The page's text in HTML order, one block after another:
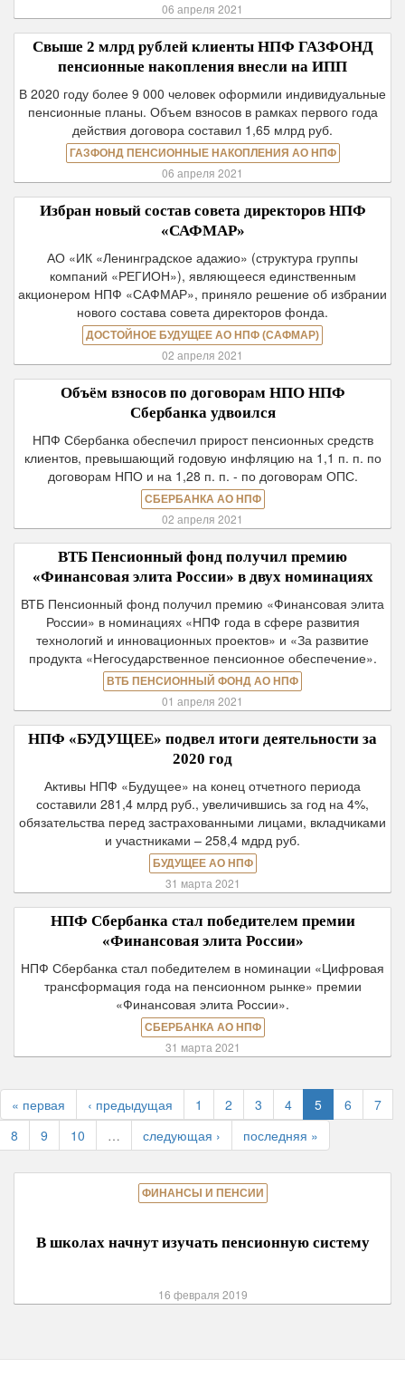
06 апреля 2021
Свыше 2 млрд рублей клиенты НПФ ГАЗФОНД
пенсионные накопления внесли на ИПП
В 2020 году более 9 000 человек оформили индивидуальные
пенсионные планы. Объем взносов в рамках первого года
действия договора составил 1,65 млрд руб.
ГАЗФОНД ПЕНСИОННЫЕ НАКОПЛЕНИЯ АО НПФ
06 апреля 2021
Избран новый состав совета директоров НПФ
«САФМАР»
АО «ИК «Ленинградское адажио» (структура группы
компаний «РЕГИОН»), являющееся единственным
акционером НПФ «САФМАР», приняло решение об избрании
нового состава совета директоров фонда.
ДОСТОЙНОЕ БУДУЩЕЕ АО НПФ (САФМАР)
02 апреля 2021
Объём взносов по договорам НПО НПФ
Сбербанка удвоился
НПФ Сбербанка обеспечил прирост пенсионных средств
клиентов, превышающий годовую инфляцию на 1,1 п. п. по
договорам НПО и на 1,28 п. п. - по договорам ОПС.
СБЕРБАНКА АО НПФ
02 апреля 2021
ВТБ Пенсионный фонд получил премию
«Финансовая элита России» в двух номинациях
ВТБ Пенсионный фонд получил премию «Финансовая элита
России» в номинациях «НПФ года в сфере развития
технологий и инновационных проектов» и «За развитие
продукта «Негосударственное пенсионное обеспечение».
ВТБ ПЕНСИОННЫЙ ФОНД АО НПФ
01 апреля 2021
НПФ «БУДУЩЕЕ» подвел итоги деятельности за
2020 год
Активы НПФ «Будущее» на конец отчетного периода
составили 281,4 млрд руб., увеличившись за год на 4%,
обязательства перед застрахованными лицами, вкладчиками
и участниками – 258,4 мдрд руб.
БУДУЩЕЕ АО НПФ
31 марта 2021
НПФ Сбербанка стал победителем премии
«Финансовая элита России»
НПФ Сбербанка стал победителем в номинации «Цифровая
трансформация года на пенсионном рынке» премии
«Финансовая элита России».
СБЕРБАНКА АО НПФ
31 марта 2021
« первая ‹ предыдущая 1 2 3 4 5 6
7
8
9 10 … следующая › последняя »
ФИНАНСЫ И ПЕНСИИ
В школах начнут изучать пенсионную систему
16 февраля 2019